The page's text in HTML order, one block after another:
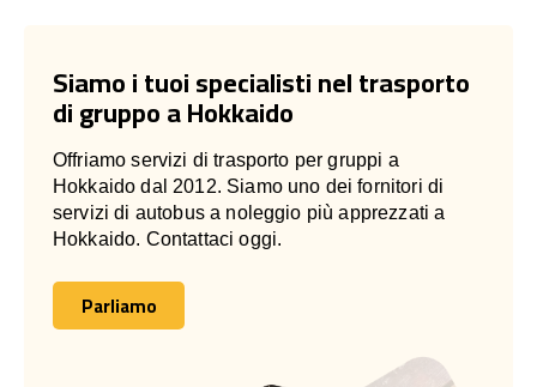
Siamo i tuoi specialisti nel trasporto
di gruppo a Hokkaido
Offriamo servizi di trasporto per gruppi a
Hokkaido dal 2012. Siamo uno dei fornitori di
servizi di autobus a noleggio più apprezzati a
Hokkaido. Contattaci oggi.
Parliamo
Parliamo